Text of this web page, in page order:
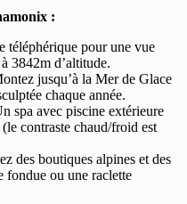
:
téléphérique pour une vue
3842m d’altitude.
jusqu’à la Mer de Glace
chaque année.
spa avec piscine extérieure
contraste chaud/froid est
des boutiques alpines et des
fondue ou une raclette